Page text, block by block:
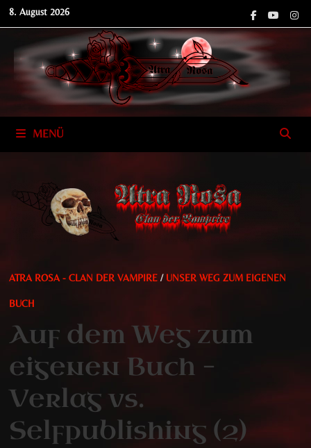
Zum
springen
8. August 2026
MENÜ
ATRA ROSA - CLAN DER VAMPIRE / UNSER WEG ZUM EIGENEN
BUCH
Auf dem Weg zum
eigenen Buch –
Verlag vs.
Selfpublishing (2)